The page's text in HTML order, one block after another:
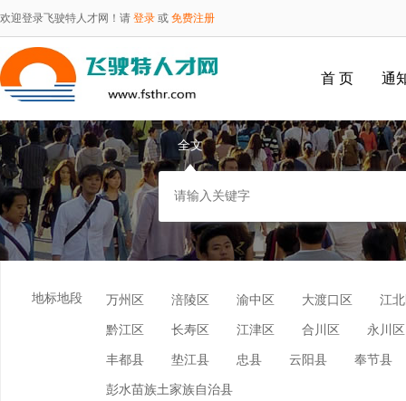
欢迎登录飞驶特人才网！请 登录 或 免费注册
首 页 通
全文
地标地段 万州区 涪陵区 渝中区 大渡口区 江
黔江区 长寿区 江津区 合川区 永川区
丰都县 垫江县 忠县 云阳县 奉节县
彭水苗族土家族自治县